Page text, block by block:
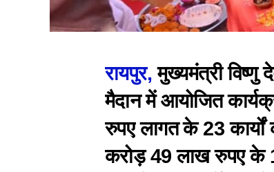
रायपुर,मुख्यमंत्री
मैदान में आयोजित
रुपए लागत के 23
करोड़ 49 लाख रुपए के